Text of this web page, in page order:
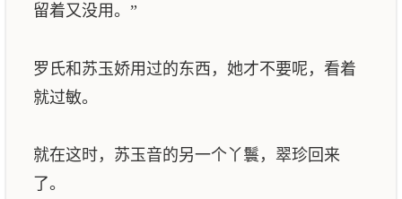
留着又没用。”
罗氏和苏玉娇用过的东西，她才不要呢，看着
就过敏。
就在这时，苏玉音的另一个丫鬟，翠珍回来
了。